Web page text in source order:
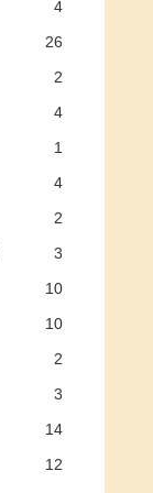
4
26
2
4
1
4
2
3
10
10
2
3
14
12